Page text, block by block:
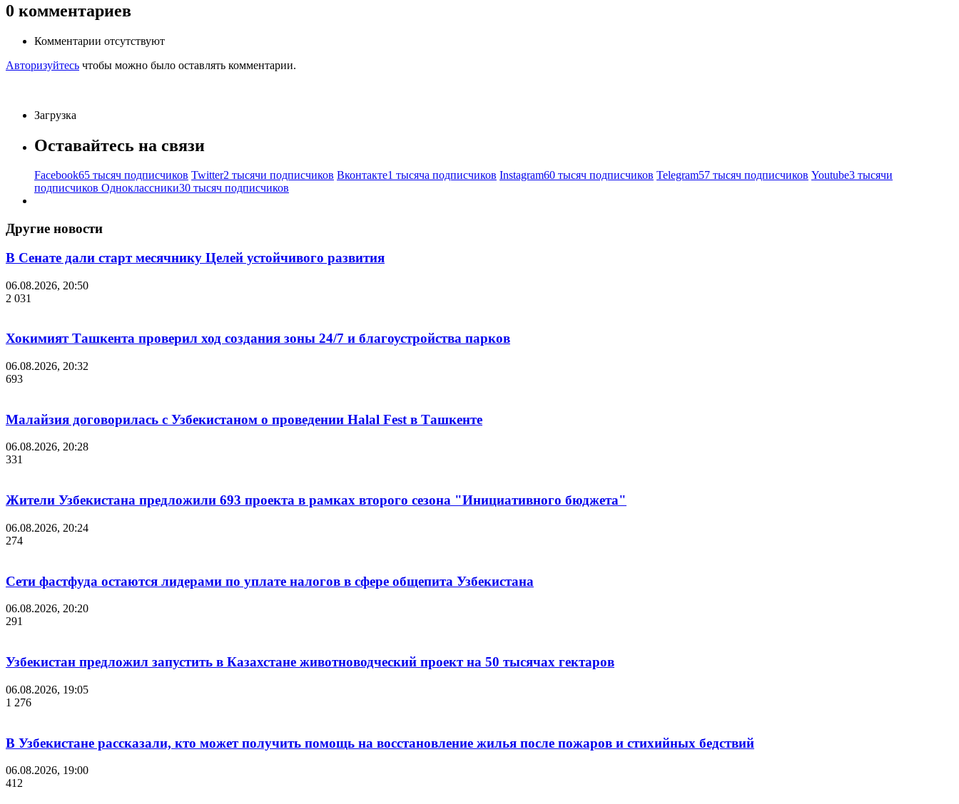
0 комментариев
Комментарии отсутствуют
Авторизуйтесь чтобы можно было оставлять комментарии.
Загрузка
Оставайтесь на связи
Facebook65 тысяч подписчиков Twitter2 тысячи подписчиков Вконтакте1 тысяча подписчиков Instagram60 тысяч подписчиков Telegram57 тысяч подписчиков Youtube3 тысячи
подписчиков Одноклассники30 тысяч подписчиков
Другие новости
В Сенате дали старт месячнику Целей устойчивого развития
06.08.2026, 20:50
2 031
Хокимият Ташкента проверил ход создания зоны 24/7 и благоустройства парков
06.08.2026, 20:32
693
Малайзия договорилась с Узбекистаном о проведении Halal Fest в Ташкенте
06.08.2026, 20:28
331
Жители Узбекистана предложили 693 проекта в рамках второго сезона "Инициативного бюджета"
06.08.2026, 20:24
274
Сети фастфуда остаются лидерами по уплате налогов в сфере общепита Узбекистана
06.08.2026, 20:20
291
Узбекистан предложил запустить в Казахстане животноводческий проект на 50 тысячах гектаров
06.08.2026, 19:05
1 276
В Узбекистане рассказали, кто может получить помощь на восстановление жилья после пожаров и стихийных бедствий
06.08.2026, 19:00
412